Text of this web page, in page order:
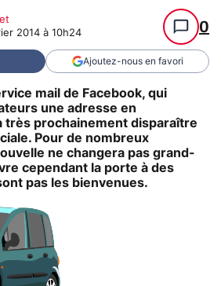
2014 à 10h24 0
Ajoutez-nous en favori
mail de Facebook, qui
une adresse en
très prochainement disparaître
Pour de nombreux
ne changera pas grand-
cependant la porte à des
pas les bienvenues.